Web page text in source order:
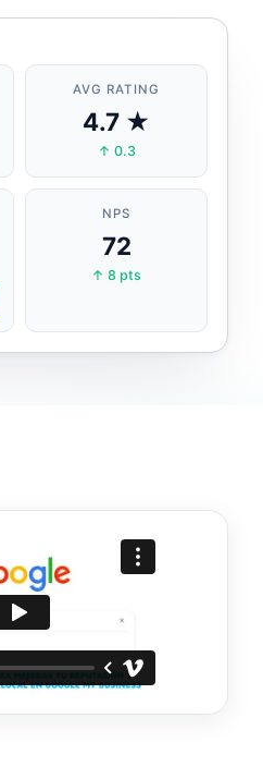
AVG RATING
4.7 ★
↑ 0.3
NPS
72
↑ 8 pts